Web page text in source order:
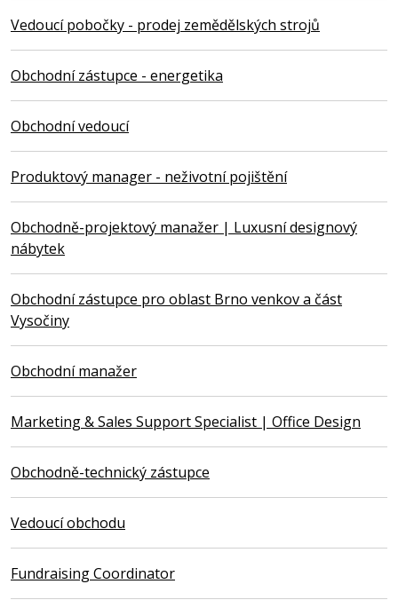
Vedoucí pobočky - prodej zemědělských strojů
Obchodní zástupce - energetika
Obchodní vedoucí
Produktový manager - neživotní pojištění
Obchodně-projektový manažer | Luxusní designový
nábytek
Obchodní zástupce pro oblast Brno venkov a část
Vysočiny
Obchodní manažer
Marketing & Sales Support Specialist | Office Design
Obchodně-technický zástupce
Vedoucí obchodu
Fundraising Coordinator